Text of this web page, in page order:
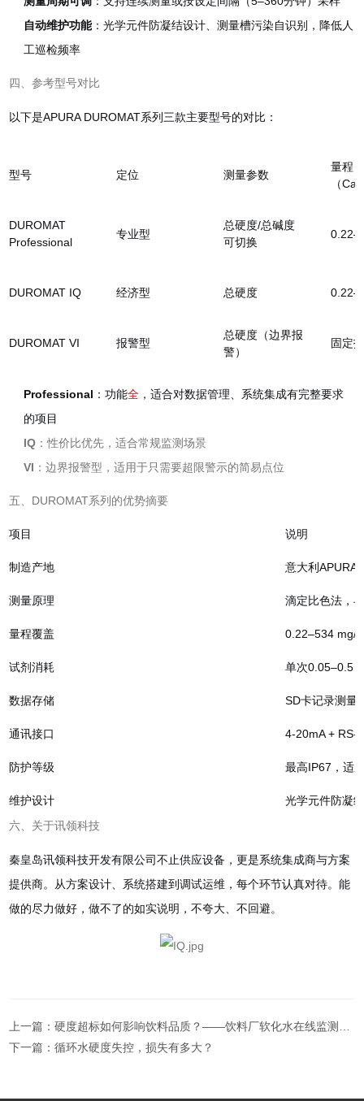
自动维护功能：光学元件防凝结设计、测量槽污染自识别，降低人
工巡检频率
四、参考型号对比
以下是APURA DUROMAT系列三款主要型号的对比：
型号 定位 测量参数
量程
（
DUROMAT
Professional
专业型
总硬度/总碱度
可切换
DUROMAT IQ 经济型 总硬度
DUROMAT VI 报警型
总硬度（边界报
警）
固定
Professional ：功能全 ，适合对数据管理、系统集成有完整要求
的项目
IQ ：性价比优先，适合常规监测场景
VI ：边界报警型，适用于只需要超限警示的简易点位
五、DUROMAT系列的优势摘要
项目 说明
制造产地 意大利APURA
测量原理 滴定比色法，
量程覆盖 0.22–534 mg/
试剂消耗 单次0.05–0.5
数据存储 SD卡记录测量
通讯接口 4-20mA + RS-
防护等级 最高IP67，适
维护设计
光学元件防凝
六、关于讯领科技
秦皇岛讯领科技开发有限公司不止供应设备，更是系统集成商与方案
提供商。从方案设计、系统搭建到调试运维，每个环节认真对待。能
做的尽力做好，做不了的如实说明，不夸大、不回避。
上一篇：硬度超标如何影响饮料品质？——饮料厂软化水在线监测系统配置指南
下一篇：循环水硬度失控，损失有多大？